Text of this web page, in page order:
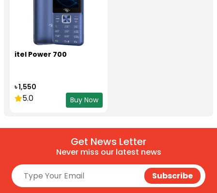
itel Power 700
৳ 1,550
5.0 Buy Now
Get News Letter
Never miss our latest news